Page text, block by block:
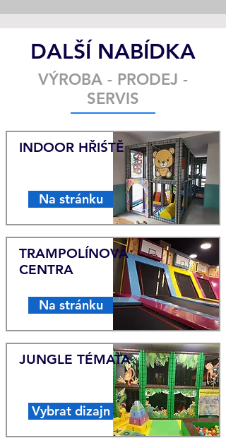
DALŠÍ NABÍDKA
VÝROBA - PRODEJ -
SERVIS
Na stránku
INDOOR HŘIŚTĚ
Na stránku
TRAMPOLÍNOVÁ
CENTRA
Vybrat dizajn
JUNGLE TÉMATA